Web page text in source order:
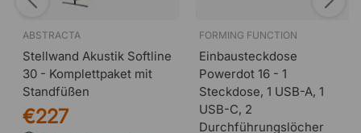
ABSTRACTA
Stellwand Akustik Softline
30 - Komplettpaket mit
Standfüßen
€227
FORMING FUNCTION
Einbausteckdose
Powerdot 16 - 1
Steckdose, 1 USB-A, 1
USB-C, 2
Durchführungslöcher